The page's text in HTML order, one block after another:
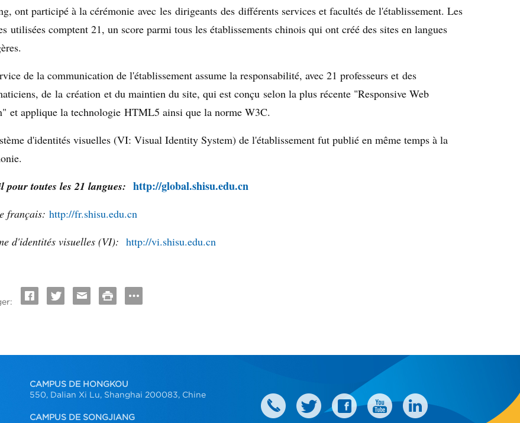
ont participé à la cérémonie avec les dirigeants des différents services et facultés de l'établissement. Les
utilisées comptent 21, un score parmi tous les établissements chinois qui ont créé des sites en langues
de la communication de l'établissement assume la responsabilité, avec 21 professeurs et des
de la création et du maintien du site, qui est conçu selon la plus récente "Responsive Web
et applique la technologie HTML5 ainsi que la norme W3C.
d'identités visuelles (VI: Visual Identity System) de l'établissement fut publié en même temps à la
pour toutes les 21 langues: http://global.shisu.edu.cn
français: http://fr.shisu.edu.cn
d'identités visuelles (VI): http://vi.shisu.edu.cn
CAMPUS DE HONGKOU
550, Dalian Xi Lu, Shanghai 200083, Chine
CAMPUS DE SONGJIANG